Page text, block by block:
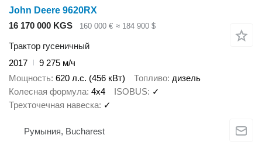
John Deere 9620RX
16 170 000 KGS
160 000 € ≈ 184 900 $
Трактор гусеничный
2017
9 275 м/ч
Мощность 620 л.с. (456 кВт) Топливо дизель
Колесная формула 4x4 ISOBUS ✓
Трехточечная навеска ✓
Румыния, Bucharest